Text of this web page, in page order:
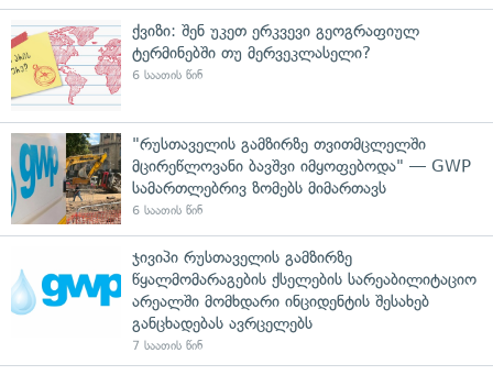
ქვიზი: შენ უკეთ ერკვევი გეოგრაფიულ
ტერმინებში თუ მერვეკლასელი?
6 საათის წინ
"რუსთაველის გამზირზე თვითმცლელში
მცირეწლოვანი ბავშვი იმყოფებოდა" — GWP
სამართლებრივ ზომებს მიმართავს
6 საათის წინ
ჯივიპი რუსთაველის გამზირზე
წყალმომარაგების ქსელების სარეაბილიტაციო
არეალში მომხდარი ინციდენტის შესახებ
განცხადებას ავრცელებს
7 საათის წინ